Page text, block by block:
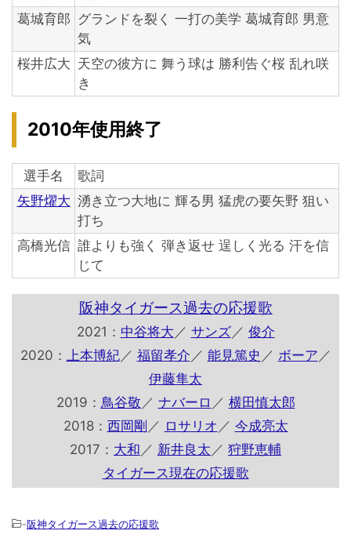
葛城育郎 グランドを裂く 一打の美学 葛城育郎 男意
気
桜井広大 天空の彼方に 舞う球は 勝利告ぐ桜 乱れ咲
き
2010年使用終了
選手名
歌詞
矢野燿大 湧き立つ大地に 輝る男 猛虎の要矢野 狙い
打ち
高橋光信 誰よりも強く 弾き返せ 逞しく光る 汗を信
じて
阪神タイガース過去の応援歌
2021： 中谷将大 ／ サンズ／ 俊介
2020： 上本博紀／ 福留孝介 ／ 能見篤史 ／ ボーア ／
伊藤隼太
2019： 鳥谷敬 ／ ナバーロ ／ 横田慎太郎
2018： 西岡剛 ／ ロサリオ ／ 今成亮太
2017： 大和 ／ 新井良太 ／ 狩野恵輔
タイガース現在の応援歌
-阪神タイガース過去の応援歌